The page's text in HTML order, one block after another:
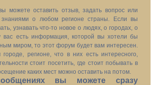
можете оставить отзыв, задать вопрос или
знаниями о любом регионе страны. Если вы
узнавать что-то новое о людях, о городах, о
вас есть информация, которой вы хотели бы
миром, то этот форум будет вам интересен.
регионе, что в них есть интересного,
стоит посетить, где стоит побывать в
каких мест можно оставить на потом.
вы можете сразу